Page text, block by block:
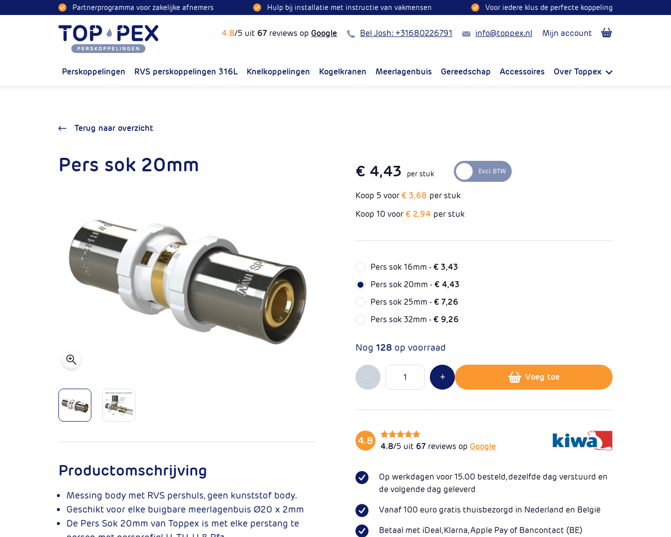
Partnerprogramma voor zakelijke afnemers Hulp bij installatie met instructie van vakmensen Voor iedere klus de perfecte koppeling
Toppex 4.8/5 uit 67 reviews op Google Bel Bel Josh: +31680226791 Mailinfo@toppex.nl Mijn account
Perskoppelingen RVS perskoppelingen 316L Knelkoppelingen Kogelkranen Meerlagenbuis Gereedschap Accessoires Over Toppex
Terug naar overzicht
Pers sok 20mm
Productomschrijving
Messing body met RVS pershuls, geen kunststof body.
Geschikt voor elke buigbare meerlagenbuis Ø20 x 2mm
De Pers Sok 20mm van Toppex is met elke perstang te
€ 4,43 per stuk
Koop 5 voor€ 3,68 per stuk
Koop 10 voor€ 2,94 per stuk
Pers sok 16mm -€ 3,43
Pers sok 20mm -€ 4,43
Pers sok 25mm -€ 7,26
Pers sok 32mm -€ 9,26
Nog 128 op voorraad
- Min 1
Aantal
+Plus 1 Voeg toe
4.8 4.8/5 uit 67 reviews op Google
Op werkdagen voor 15.00 besteld, dezelfde dag verstuurd en
de volgende dag geleverd
Vanaf 100 euro gratis thuisbezorgd in Nederland en België
Betaal met iDeal, Klarna, Apple Pay of Bancontact (BE)